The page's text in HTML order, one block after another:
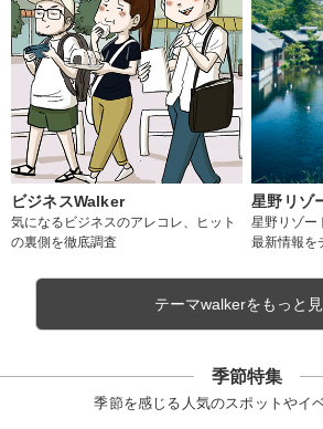
ビジネスWalker
気になるビジネスのアレコレ、ヒット
の裏側を徹底調査
星野リゾ
星野リゾー
最新情報を
テーマwalkerをもっと
季節特集
季節を感じる人気のスポットやイ